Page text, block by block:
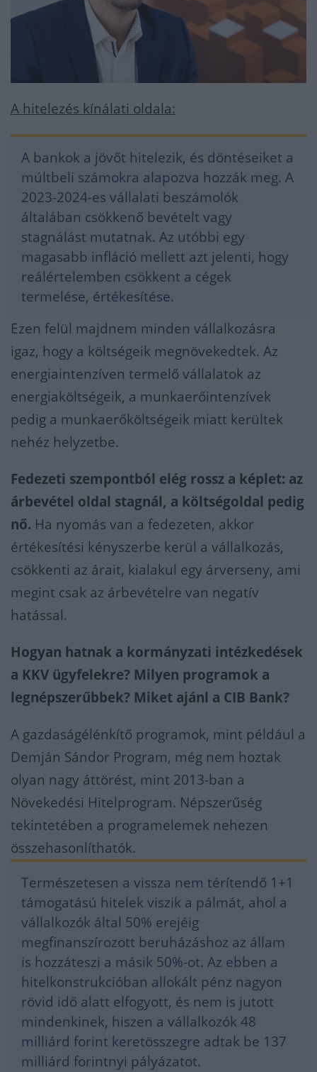
A hitelezés kínálati oldala:
A bankok a jövőt hitelezik, és döntéseiket a
múltbeli számokra alapozva hozzák meg. A
2023-2024-es vállalati beszámolók
általában csökkenő bevételt vagy
stagnálást mutatnak. Az utóbbi egy
magasabb infláció mellett azt jelenti, hogy
reálértelemben csökkent a cégek
termelése, értékesítése.
Ezen felül majdnem minden vállalkozásra
igaz, hogy a költségeik megnövekedtek. Az
energiaintenzíven termelő vállalatok az
energiaköltségeik, a munkaerőintenzívek
pedig a munkaerőköltségeik miatt kerültek
nehéz helyzetbe.
Fedezeti szempontból elég rossz a képlet: az
árbevétel oldal stagnál, a költségoldal pedig
nő. Ha nyomás van a fedezeten, akkor
értékesítési kényszerbe kerül a vállalkozás,
csökkenti az árait, kialakul egy árverseny, ami
megint csak az árbevételre van negatív
hatással.
Hogyan hatnak a kormányzati intézkedések
a KKV ügyfelekre? Milyen programok a
legnépszerűbbek? Miket ajánl a CIB Bank?
A gazdaságélénkítő programok, mint például a
Demján Sándor Program, még nem hoztak
olyan nagy áttörést, mint 2013-ban a
Növekedési Hitelprogram. Népszerűség
tekintetében a programelemek nehezen
összehasonlíthatók.
Természetesen a vissza nem térítendő 1+1
támogatású hitelek viszik a pálmát, ahol a
vállalkozók által 50% erejéig
megfinanszírozott beruházáshoz az állam
is hozzáteszi a másik 50%-ot. Az ebben a
hitelkonstrukcióban allokált pénz nagyon
rövid idő alatt elfogyott, és nem is jutott
mindenkinek, hiszen a vállalkozók 48
milliárd forint keretösszegre adtak be 137
milliárd forintnyi pályázatot.